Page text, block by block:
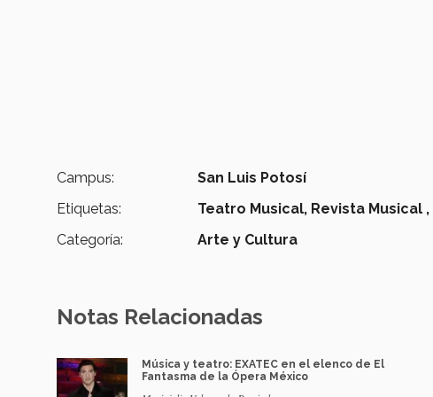
Campus:
San Luis Potosí
Etiquetas:
Teatro Musical, Revista Musical ,
Categoría:
Arte y Cultura
Notas Relacionadas
Música y teatro: EXATEC en el elenco de El
Fantasma de la Ópera México